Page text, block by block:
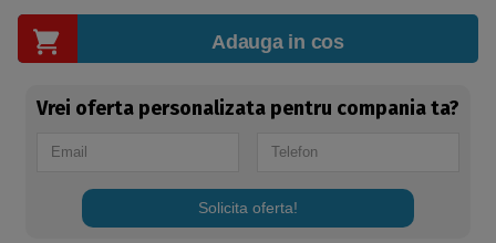
Adauga in cos
Vrei oferta personalizata pentru compania ta?
Solicita oferta!